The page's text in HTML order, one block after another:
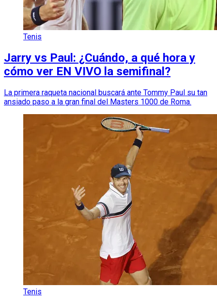
Tenis
Jarry vs Paul: ¿Cuándo, a qué hora y
cómo ver EN VIVO la semifinal?
La primera raqueta nacional buscará ante Tommy Paul su tan
ansiado paso a la gran final del Masters 1000 de Roma.
Tenis